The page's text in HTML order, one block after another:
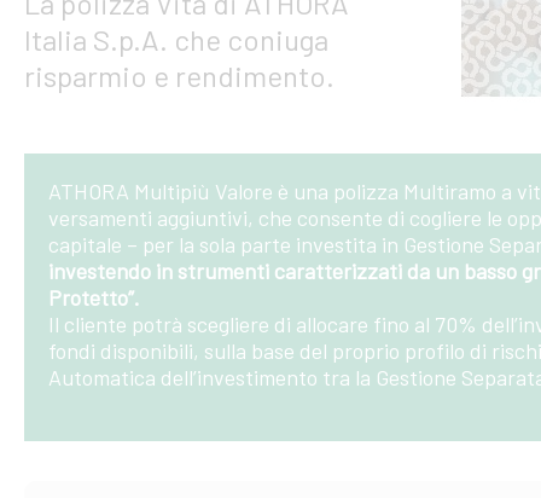
Italia S.p.A. che coniuga
risparmio e rendimento.
ATHORA Multipiù Valore è una polizza Multiramo a
versamenti aggiuntivi, che consente di cogliere le
capitale – per la sola parte investita in Gestione
investendo in strumenti caratterizzati da un basso
Protetto”.
Il cliente potrà scegliere di allocare fino al 70%
fondi disponibili, sulla base del proprio profilo di
Automatica dell’investimento tra la Gestione